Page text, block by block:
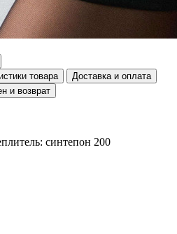
товара
Доставка и оплата
и возврат
синтепон 200